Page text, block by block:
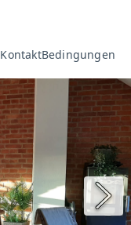
KontaktBedingungen